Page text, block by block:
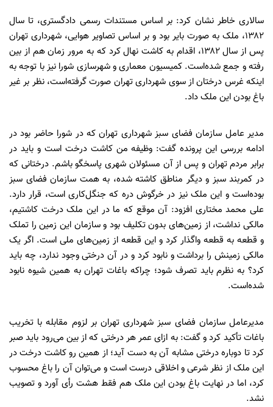
سالاری خاطر نشان کرد: بر اساس مستندات رسمی دادگستری، تا سال
۱۳۸۲، ملک به صورت بایر بود و بر اساس تصاویر هوایی، شهرداری تهران
پس از سال ۱۳۸۲، اقدام به کاشت نهال کرد که به مرور زمان هم از بین
رفته و جمع شده‌است. کمیسیون معماری و شهرسازی شورا نیز با توجه به
اینکه غرس درختان از سوی شهرداری تهران صورت گرفته‌است، نظر بر غیر
باغ بودن این ملک داد.
مدیر عامل سازمان فضای سبز شهرداری تهران که در شورا حاضر بود در
ادامه بررسی این پرونده گفت: وظیفه من کاشت درخت است و باید در
برابر مردم تهران و پس از آن مسئولان شهری پاسخگو باشم. درختانی که
در کمربند سبز و دیگر مناطق کاشته شده، به همت سازمان فضای سبز
بوده‌است و این ملک نیز در خرگوش دره که جنگل‌کاری است، قرار دارد.
علی محمد مختاری افزود: آن موقع که ما در این ملک درخت کاشتیم،
مالکی نداشت، از زمین‌های بدون تکلیف بود و سازمان این زمین را تملک
و قطعه به قطعه واگذار کرد و این قطعه از زمین‌های ملی است. اگر یک
مالکی زمینش را برداشت و نابود کرد و در آن درختی وجود ندارد، چه باید
کرد؟ به نظرم باید تصرف شود؛ چراکه باغات تهران به همین شیوه نابود
شده‌است.
مدیرعامل سازمان فضای سبز شهرداری تهران بر لزوم مقابله با تخریب
باغات تأکید کرد و گفت: به ازای عمر هر درختی که از بین می‌رود باید صبر
کرد تا دوباره درختی مشابه آن به دست آید؛ از همین رو کاشت درخت در
این ملک از نظر شرعی و اخلاقی درست است و می‌توان آن را باغ محسوب
کرد، اما در نهایت باغ بودن این ملک هم فقط هشت رأی آورد و تصویب
نشد.